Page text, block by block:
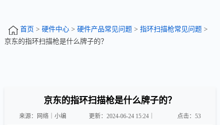
首页 > 硬件中心> 硬件产品常见问题> 指环扫描枪常见问题>
京东的指环扫描枪是什么牌子的？
京东的指环扫描枪是什么牌子的？
来源：网络｜小编 更新：2024-06-24 15:24｜ 点击：53